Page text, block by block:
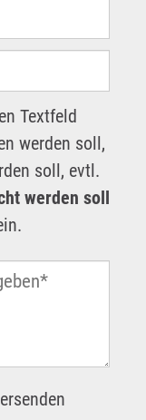
Textfeld
werden soll,
soll, evtl.
werden soll